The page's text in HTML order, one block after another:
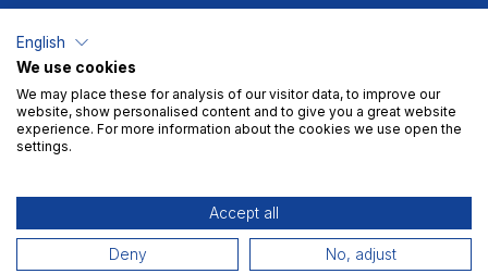
Altech
Alterna
Novipro
Votec
Myyntiehdot Tietosuoja
English
We use cookies
We may place these for analysis of our visitor data, to improve our
website, show personalised content and to give you a great website
experience. For more information about the cookies we use open the
settings.
Accept all
Deny No, adjust